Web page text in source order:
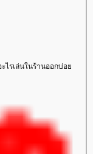
ไรเล่นในร้านออกบ่อ